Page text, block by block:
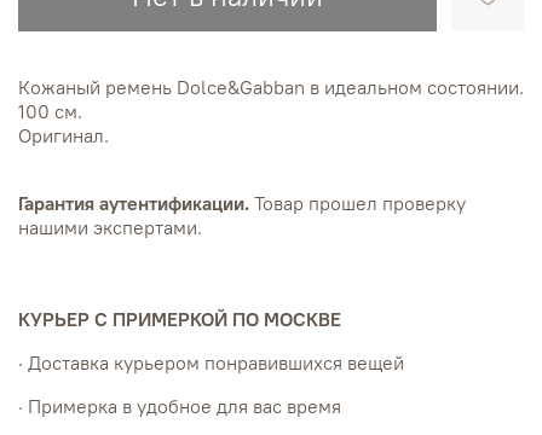
Кожаный ремень Dolce&Gabban в идеальном состоянии.
100 см.
Оригинал.
Гарантия аутентификации. Товар прошел проверку
нашими экспертами.
КУРЬЕР С ПРИМЕРКОЙ ПО МОСКВЕ
· Доставка курьером понравившихся вещей
· Примерка в удобное для вас время